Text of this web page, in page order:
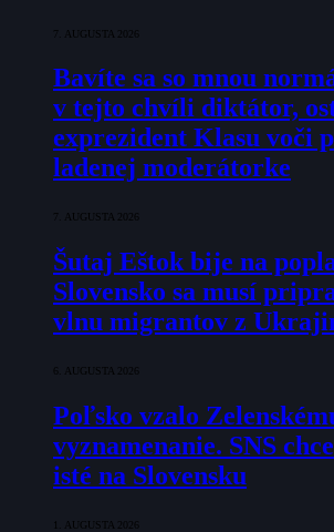
7. AUGUSTA 2026
Bavíte sa so mnou
v tejto chvíli diktátor,
exprezident Klasu voči
ladenej moderátorke
7. AUGUSTA 2026
Šutaj Eštok bije na
Slovensko sa musí
vlnu migrantov z
6. AUGUSTA 2026
Poľsko vzalo
vyznamenanie. SNS
isté na Slovensku
1. AUGUSTA 2026